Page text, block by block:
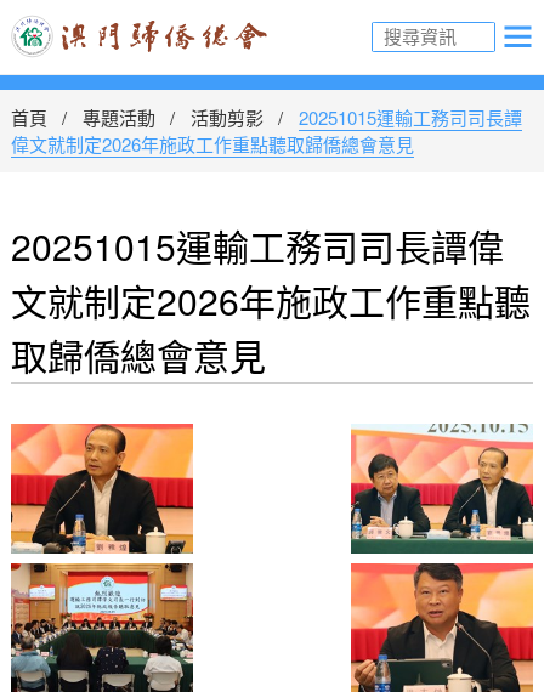
首頁 專題活動 活動剪影
20251015運輸工務司司長譚
偉文就制定2026年施政工作重點聽取歸僑總會意見
20251015運輸工務司司長譚偉
文就制定2026年施政工作重點聽
取歸僑總會意見